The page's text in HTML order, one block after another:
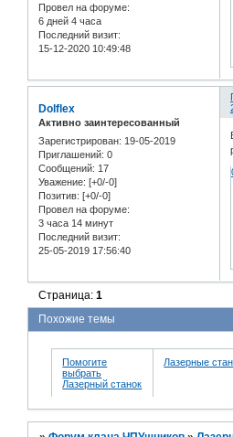
Провел на форуме:
6 дней 4 часа
Последний визит:
15-12-2020 10:49:48
Dolflex
Активно заинтересованный
Зарегистрирован: 19-05-2019
Приглашений: 0
Сообщений: 17
Уважение: [+0/-0]
Позитив: [+0/-0]
Провел на форуме:
3 часа 14 минут
Последний визит:
25-05-2019 17:56:40
Страница:1
Похожие темы
Помогите
выбрать
Лазерный станок
Лазерные